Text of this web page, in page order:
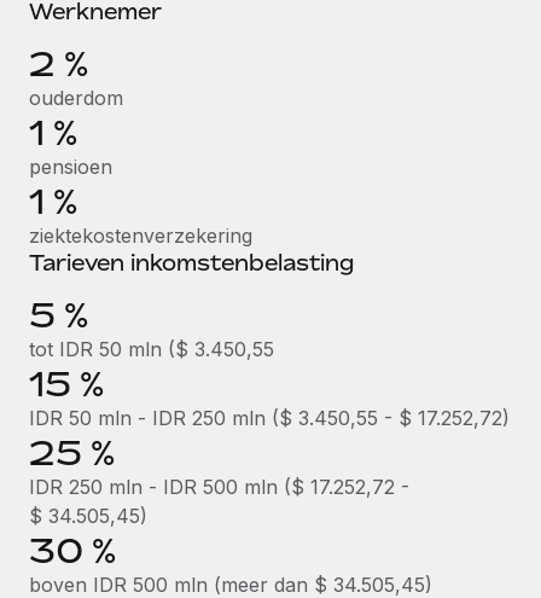
Eenvoudig secundaire arbeidsvoorwaarden
beheren
BLOG
Productupdates van Remote: Gusto- en Xero-
integraties en Contractor Management Plus
Het blijft de missie van Remote om alle soorten bedrijven
te helpen bij het aannemen, beheren en...
Meer informatie
Hoe Phiture 55 werknemers in 19 landen
beheert met Remote
Phiture, een toonaangevende leider in de wereldwijde
mobiele groeiadviessector, zet zich sinds 2016...
Meer informatie
Werknemer
2 %
ouderdom
1 %
pensioen
1 %
ziektekostenverzekering
Tarieven inkomstenbelasting
5 %
tot IDR 50 mln ($ 3.450,55
15 %
IDR 50 mln - IDR 250 mln ($ 3.450,55 - $ 17.252,72)
25 %
IDR 250 mln - IDR 500 mln ($ 17.252,72 -
$ 34.505,45)
30 %
boven IDR 500 mln (meer dan $ 34.505,45)